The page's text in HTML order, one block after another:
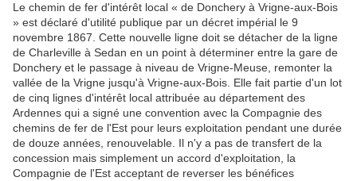
Le chemin de fer d'intérêt local « de Donchery à Vrigne-aux-Bois
» est déclaré d'utilité publique par un décret impérial le 9
novembre 1867. Cette nouvelle ligne doit se détacher de la ligne
de Charleville à Sedan en un point à déterminer entre la gare de
Donchery et le passage à niveau de Vrigne-Meuse, remonter la
vallée de la Vrigne jusqu'à Vrigne-aux-Bois. Elle fait partie d'un lot
de cinq lignes d'intérêt local attribuée au département des
Ardennes qui a signé une convention avec la Compagnie des
chemins de fer de l'Est pour leurs exploitation pendant une durée
de douze années, renouvelable. Il n'y a pas de transfert de la
concession mais simplement un accord d'exploitation, la
Compagnie de l'Est acceptant de reverser les bénéfices